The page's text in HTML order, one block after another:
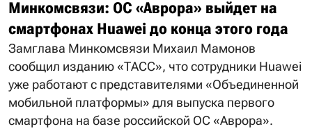
Минкомсвязи: ОС «Аврора» выйдет на
смартфонах Huawei до конца этого года
Замглава Минкомсвязи Михаил Мамонов
сообщил изданию «ТАСС», что сотрудники Huawei
уже работают с представителями «Объединенной
мобильной платформы» для выпуска первого
смартфона на базе российской ОС «Аврора».